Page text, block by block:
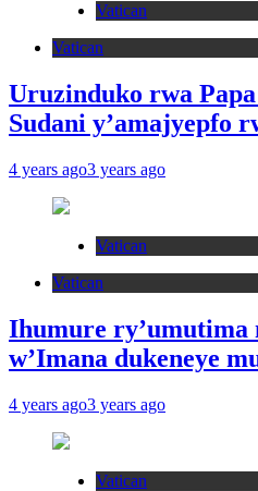
Vatican
Vatican
Uruzinduko rwa
Sudani y’amajyepfo
4 years ago3 years ago
Vatican
Vatican
Ihumure ry’umutima
w’Imana dukeneye
4 years ago3 years ago
Vatican